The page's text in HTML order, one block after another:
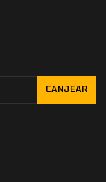
CANJEAR